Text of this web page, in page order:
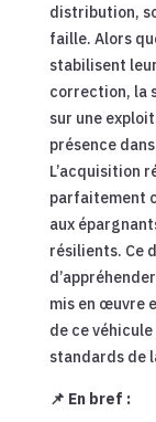
distribution,
faille. Alors
stabilisent
correction, la
sur une
présence
L’acquisition
parfaitement
aux
résilients. Ce
mis en œuvre
de ce
standards de
📌 En bref :